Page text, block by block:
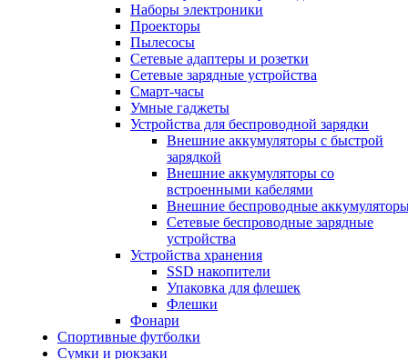
Наборы электроники
Проекторы
Пылесосы
Сетевые адаптеры и розетки
Сетевые зарядные устройства
Смарт-часы
Умные гаджеты
Устройства для беспроводной зарядки
Внешние аккумуляторы с быстрой
зарядкой
Внешние аккумуляторы со
встроенными кабелями
Внешние беспроводные
Сетевые беспроводные зарядные
устройства
Устройства хранения
SSD накопители
Упаковка для флешек
Флешки
Фонари
Спортивные футболки
Сумки и рюкзаки